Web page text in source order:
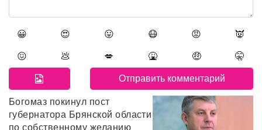
😀 😍 😛 😷 😡 👿
😖 💩 💋 🤮 🤑 🤫
Богомаз покинул пост
губернатора Брянской области
по собственному желанию